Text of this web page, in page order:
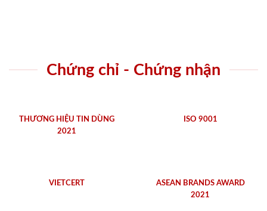
Chứng chỉ - Chứng nhận
THƯƠNG HIỆU TIN DÙNG
2021
ISO 9001
VIETCERT
ASEAN BRANDS AWARD
2021